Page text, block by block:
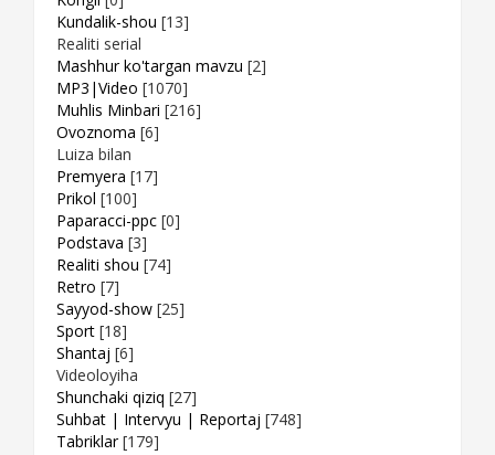
Kundalik-shou [13]
Realiti serial
Mashhur ko'targan mavzu [2]
MP3|Video [1070]
Muhlis Minbari [216]
Ovoznoma [6]
Luiza bilan
Premyera [17]
Prikol [100]
Paparacci-ppc [0]
Podstava [3]
Realiti shou [74]
Retro [7]
Sayyod-show [25]
Sport [18]
Shantaj [6]
Videoloyiha
Shunchaki qiziq [27]
Suhbat | Intervyu | Reportaj [748]
Tabriklar [179]